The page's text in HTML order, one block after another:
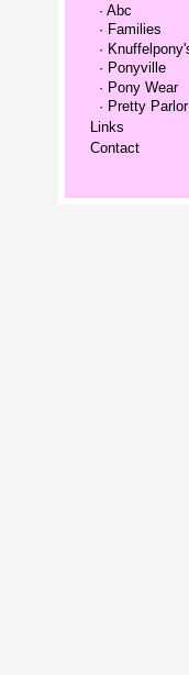
· Abc
· Families
·
· Ponyville
· Pony Wear
· Pretty Parlor
Links
Contact